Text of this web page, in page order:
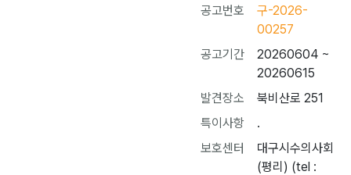
공고번호
구-2026-
00257
공고기간
20260604 ~
20260615
발견장소
북비산로 251
특이사항
.
보호센터
대구시수의사회
(평리) (tel :